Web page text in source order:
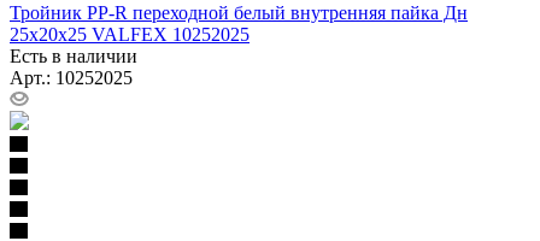
Тройник PP-R переходной белый внутренняя пайка Дн
25х20х25 VALFEX 10252025
Есть в наличии
Арт.: 10252025